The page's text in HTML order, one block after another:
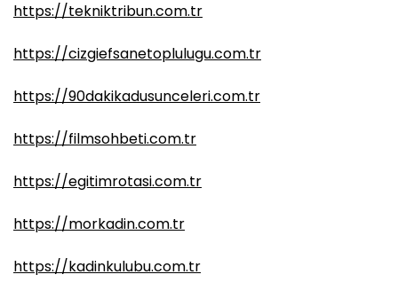
https://tekniktribun.com.tr
https://cizgiefsanetoplulugu.com.tr
https://90dakikadusunceleri.com.tr
https://filmsohbeti.com.tr
https://egitimrotasi.com.tr
https://morkadin.com.tr
https://kadinkulubu.com.tr